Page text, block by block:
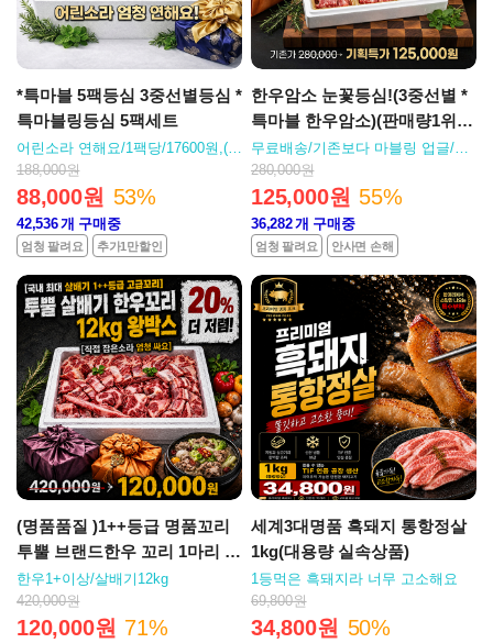
*특마블 5팩등심 3중선별등심 *
특마블링등심 5팩세트
어린소라 연해요/1팩당/17600원,(5
팩/ 10인분)/무료배송
188,000원
88,000원 53%
42,536개 구매중
엄청 팔려요 추가1만할인
한우암소 눈꽃등심!(3중선별 *
특마블 한우암소)(판매량1위-
특등심 5팩세트)
무료배송/기존보다 마블링 업글/마
블링 가득 (3중선별상품)
280,000원
125,000원 55%
36,282개 구매중
엄청 팔려요 안사면 손해
(명품품질 )1++등급 명품꼬리
투뿔 브랜드한우 꼬리 1마리 12
kg
한우1+이상/살배기12kg
420,000원
120,000원 71%
세계3대명품 흑돼지 통항정살
1kg(대용량 실속상품)
1등먹은 흑돼지라 너무 고소해요
69,800원
34,800원 50%